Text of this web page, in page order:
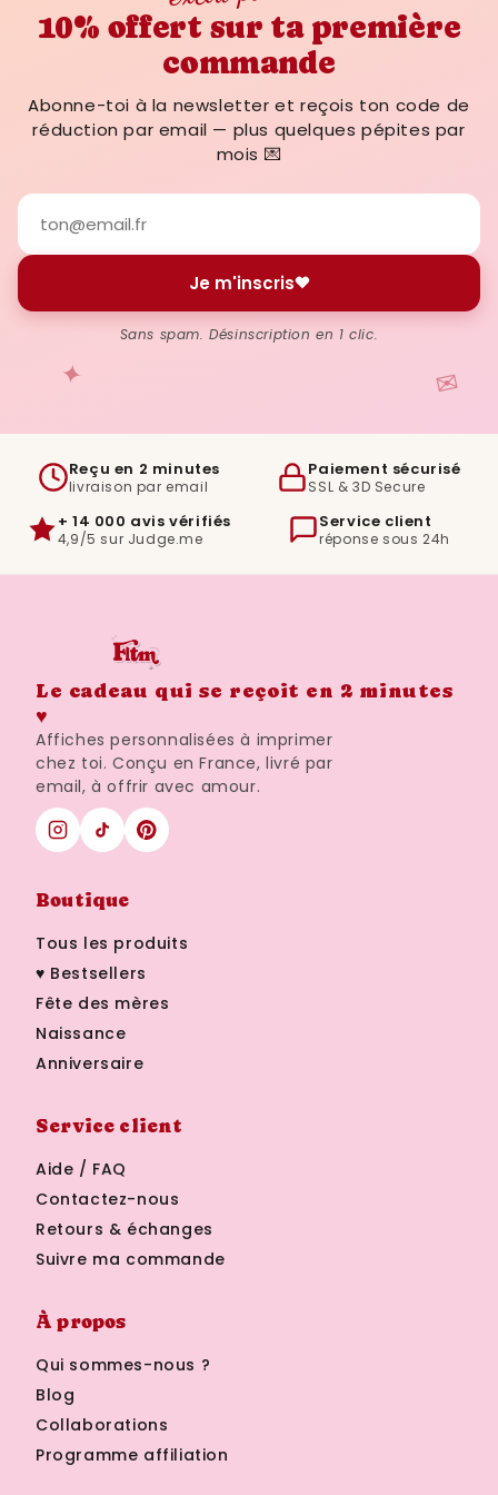
✦ ✉
10% offert sur ta première
commande
Abonne-toi à la newsletter et reçois ton code de
réduction par email — plus quelques pépites par
mois 💌
Je m'inscris
Sans spam. Désinscription en 1 clic.
Reçu en 2 minutes
livraison par email
Paiement sécurisé
SSL & 3D Secure
+ 14 000 avis vérifiés
4,9/5 sur Judge.me
Service client
réponse sous 24h
Le cadeau qui se reçoit en 2 minutes
♥
Affiches personnalisées à imprimer
chez toi. Conçu en France, livré par
email, à offrir avec amour.
Boutique
Tous les produits
♥ Bestsellers
Fête des mères
Naissance
Anniversaire
Service client
Aide / FAQ
Contactez-nous
Retours & échanges
Suivre ma commande
À propos
Qui sommes-nous ?
Blog
Collaborations
Programme affiliation